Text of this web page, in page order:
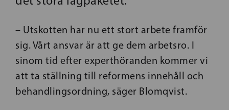
– Utskotten har nu ett stort arbete framför
sig. Vårt ansvar är att ge dem arbetsro. I
sinom tid efter experthöranden kommer vi
att ta ställning till reformens innehåll och
behandlingsordning, säger Blomqvist.